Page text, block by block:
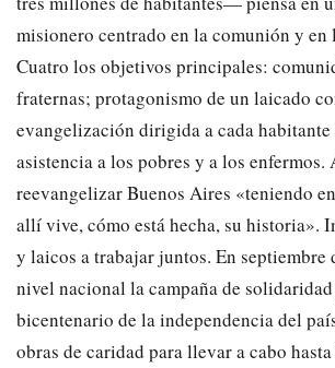
misionero centrado en la comunión y
Cuatro los objetivos principales:
fraternas; protagonismo de un laicado
evangelización dirigida a cada
asistencia a los pobres y a los enfermos.
reevangelizar Buenos Aires «teniendo
allí vive, cómo está hecha, su historia».
y laicos a trabajar juntos. En septiembre
nivel nacional la campaña de
bicentenario de la independencia del
obras de caridad para llevar a cabo